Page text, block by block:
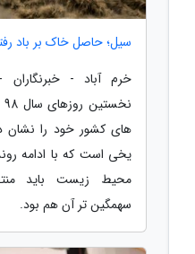
سیل؛ حاصل خاک بر باد
خرم آباد -
های کشور خود را نشان
یخی است که با ادامه
محیط زیست باید
سهمگین تر آن هم بود.